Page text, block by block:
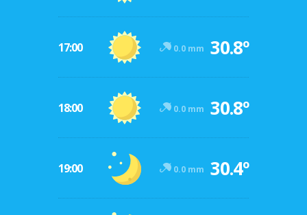
17:00 0.0 mm 30.8º
18:00 0.0 mm 30.8º
19:00 0.0 mm 30.4º